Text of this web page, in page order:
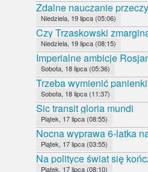
Zdalne nauczanie
Niedziela, 19 lipca (05:06)
Czy Trzaskowski
Niedziela, 19 lipca (08:15)
Imperialne ambicje
Sobota, 18 lipca (05:36)
Trzeba wymienić
Sobota, 18 lipca (11:37)
Sic transit gloria mundi
Piątek, 17 lipca (08:55)
Nocna wyprawa 6-latka
Piątek, 17 lipca (03:55)
Na polityce świat się
Piątek, 17 lipca (08:10)